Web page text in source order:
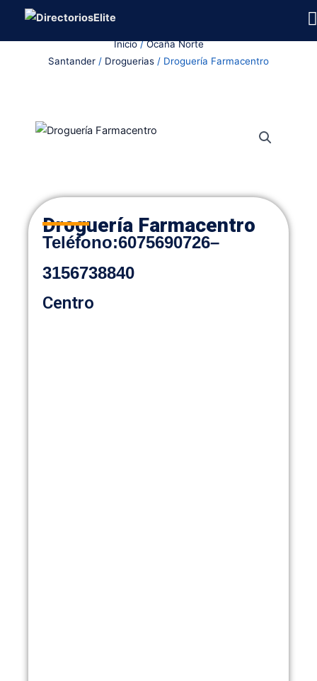
Inicio/Ocaña Norte
Santander / Droguerias / Droguería Farmacentro
Droguería Farmacentro
Teléfono:6075690726–
3156738840
Centro